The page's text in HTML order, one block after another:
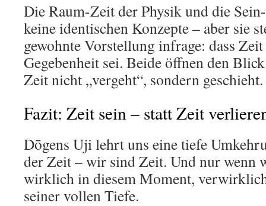
Die Raum-Zeit der Physik und die
keine identischen Konzepte – aber sie
gewohnte Vorstellung infrage: dass
Gegebenheit sei. Beide öffnen den
Zeit nicht „vergeht“, sondern geschieht.
Fazit: Zeit sein – statt Zeit
Dōgens Uji lehrt uns eine tiefe
der Zeit – wir sind Zeit. Und nur wenn
wirklich in diesem Moment,
seiner vollen Tiefe.